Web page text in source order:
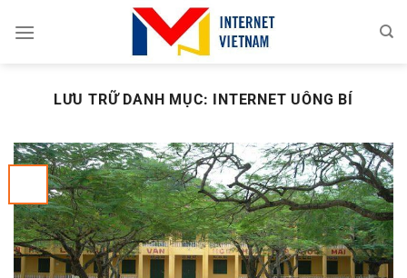
đến
LƯU TRỮ DANH MỤC: INTERNET UÔNG BÍ